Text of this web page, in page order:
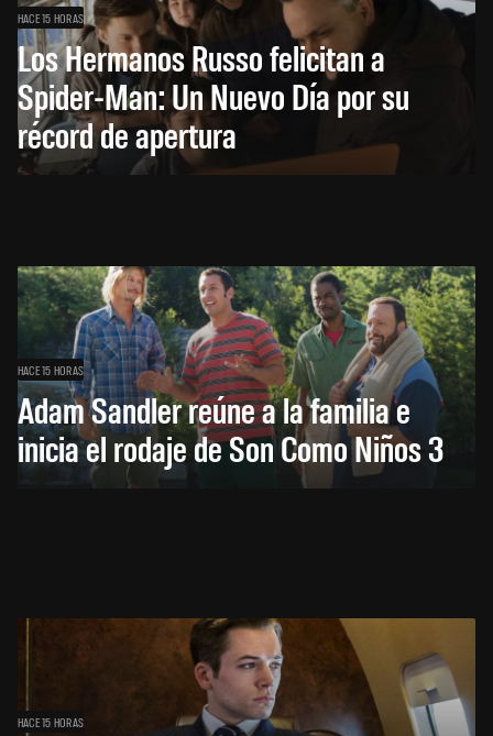
HACE 15 HORAS
Los Hermanos Russo felicitan a
Spider-Man: Un Nuevo Día por su
récord de apertura
HACE 15 HORAS
Adam Sandler reúne a la familia e
inicia el rodaje de Son Como Niños 3
HACE 15 HORAS